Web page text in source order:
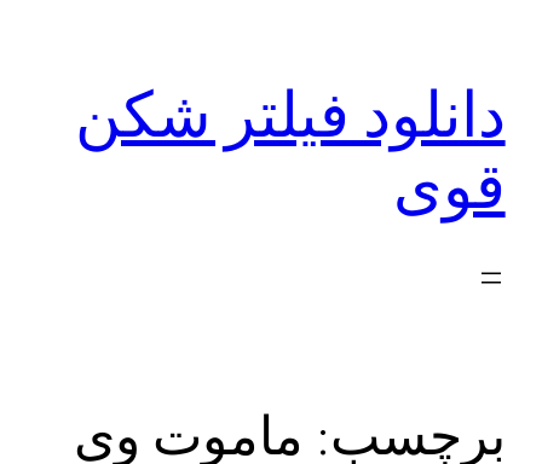
دانلود فیلتر شکن
قوی
برچسب: ماموت وی